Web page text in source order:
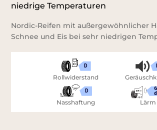
niedrige Temperaturen
Nordic-Reifen mit außergewöhnlicher
Schnee und Eis bei sehr niedrigen
D
Rollwiderstand
D
Nasshaftung Lärm